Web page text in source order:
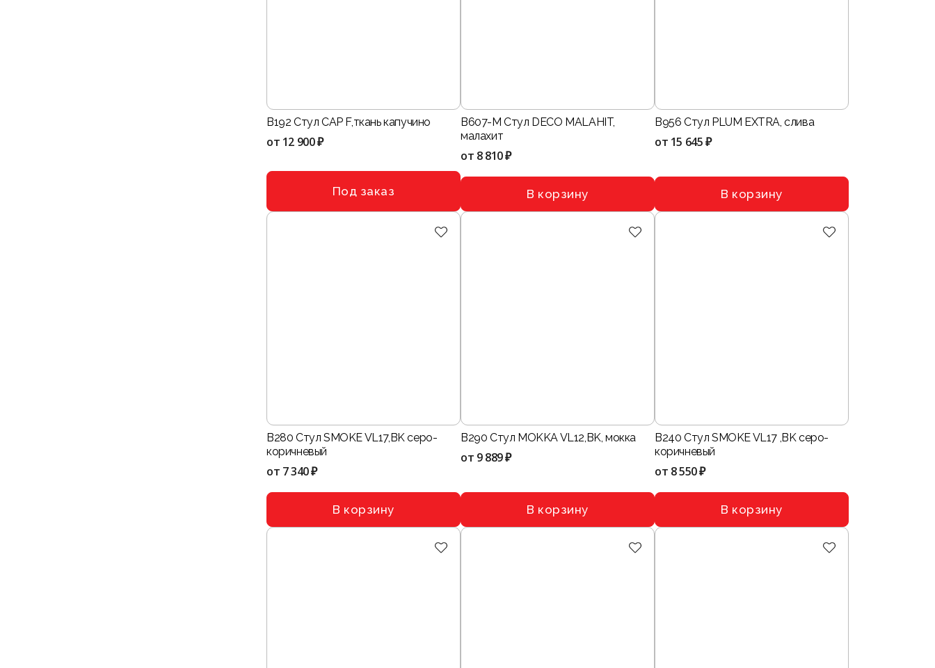
B192 Стул CAP F,ткань капучино
от 12 900 ₽
Под заказ
B607-M Стул DECO MALAHIT,
малахит
от 8 810 ₽
В корзину
B956 Стул PLUM EXTRA, слива
от 15 645 ₽
В корзину
B280 Стул SMOKE VL17,BK серо-
коричневый
от 7 340 ₽
В корзину
B290 Стул MOKKA VL12,BK, мокка
от 9 889 ₽
В корзину
B240 Стул SMOKE VL17 ,BK серо-
коричневый
от 8 550 ₽
В корзину